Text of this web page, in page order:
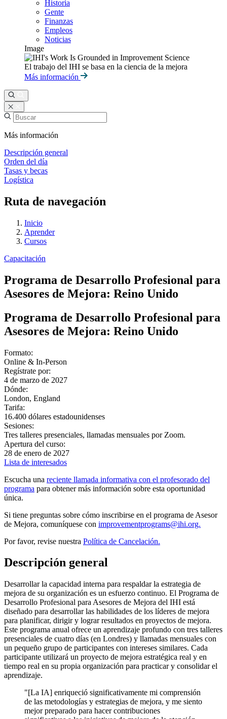
Historia
Gente
Finanzas
Empleos
Noticias
Image
El trabajo del IHI se basa en la ciencia de la mejora
Más información
Más información
Descripción general
Orden del día
Tasas y becas
Logística
Ruta de navegación
Inicio
Aprender
Cursos
Capacitación
Programa de Desarrollo Profesional para
Asesores de Mejora: Reino Unido
Programa de Desarrollo Profesional para
Asesores de Mejora: Reino Unido
Formato:
Online & In-Person
Regístrate por:
4 de marzo de 2027
Dónde:
London, England
Tarifa:
16.400 dólares estadounidenses
Sesiones:
Tres talleres presenciales, llamadas mensuales por Zoom.
Apertura del curso:
28 de enero de 2027
Lista de interesados
Escucha una reciente llamada informativa con el profesorado del
programa para obtener más información sobre esta oportunidad
única.
Si tiene preguntas sobre cómo inscribirse en el programa de Asesor
de Mejora, comuníquese con improvementprograms@ihi.org.
Por favor, revise nuestra Política de Cancelación.
Descripción general
Desarrollar la capacidad interna para respaldar la estrategia de
mejora de su organización es un esfuerzo continuo. El Programa de
Desarrollo Profesional para Asesores de Mejora del IHI está
diseñado para desarrollar las habilidades de los líderes de mejora
para planificar, dirigir y lograr resultados en proyectos de mejora.
Este programa anual ofrece un aprendizaje profundo con tres talleres
presenciales de cuatro días (en Londres) y llamadas mensuales con
un pequeño grupo de participantes con intereses similares. Cada
participante utilizará un proyecto de mejora estratégica real y en
tiempo real en su propia organización para practicar y consolidar el
aprendizaje.
"[La IA] enriqueció significativamente mi comprensión
de las metodologías y estrategias de mejora, y me siento
mejor preparado para hacer contribuciones